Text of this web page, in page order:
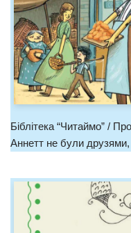
Біблітека “Читаймо” /
Аннетт не були